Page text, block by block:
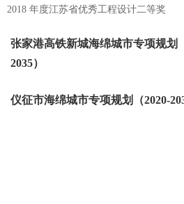
2018 年度江苏省优秀工程设计二等奖
张家港高铁新城海绵城市专项规划
2035）
仪征市海绵城市专项规划（2020-